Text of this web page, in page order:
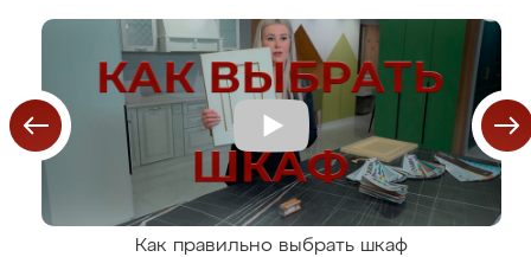
Как правильно выбрать шкаф